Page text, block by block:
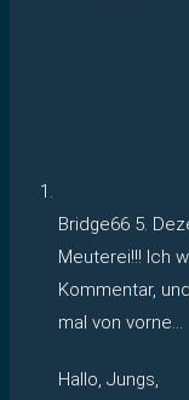
Bridge66 5.
Meuterei!!! Ich
Kommentar,
mal von vorne…
Hallo, Jungs,